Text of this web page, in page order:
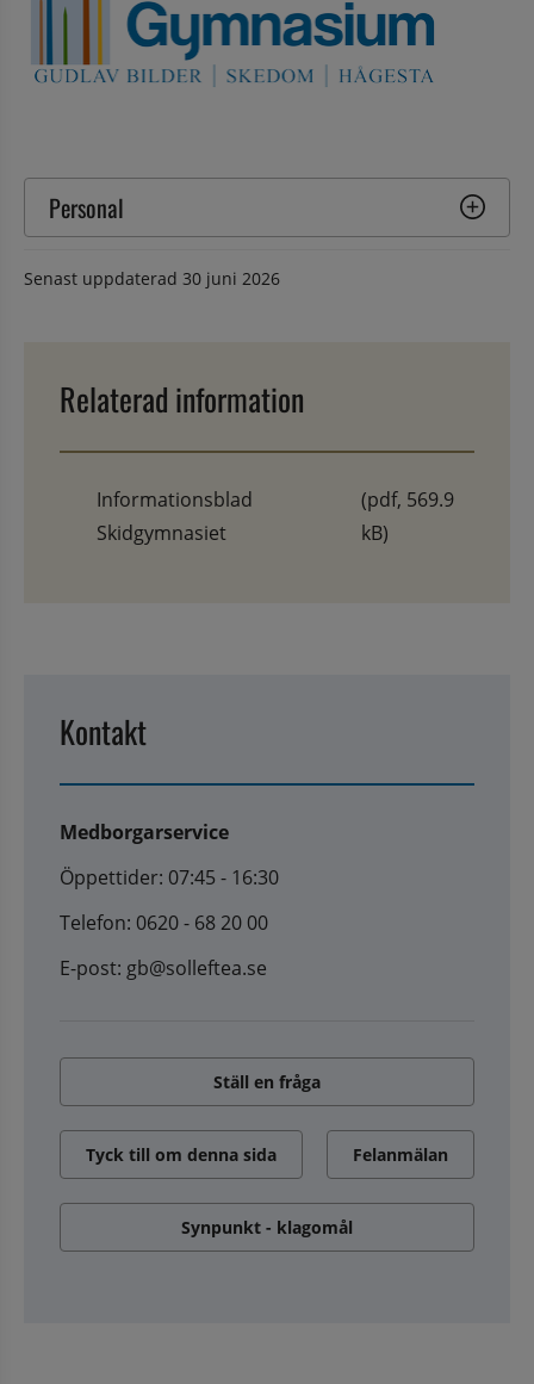
Personal
Senast uppdaterad 30 juni 2026
Relaterad information
Informationsblad
Skidgymnasiet
(pdf, 569.9
kB)
Kontakt
Medborgarservice
Öppettider: 07:45 - 16:30
Telefon: 0620 - 68 20 00
E-post: gb@solleftea.se
Ställ en fråga
Tyck till om denna sida Felanmälan
Synpunkt - klagomål